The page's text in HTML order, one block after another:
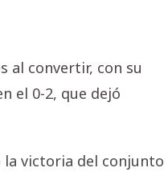
al convertir, con su
el 0-2, que dejó
la victoria del conjunto